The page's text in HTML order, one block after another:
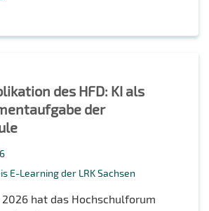
des HFD: KI als
der
E-Learning der LRK Sachsen
hat das Hochschulforum